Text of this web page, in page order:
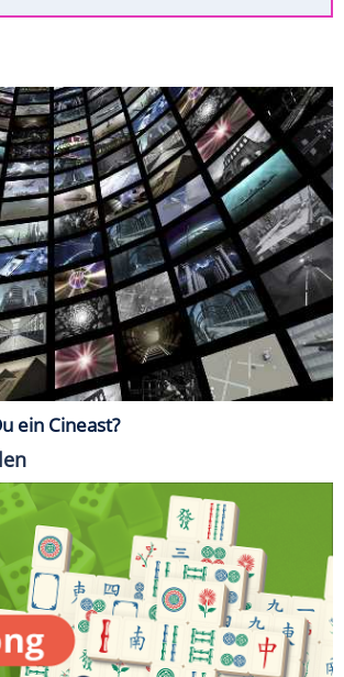
ein Cineast?